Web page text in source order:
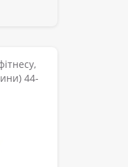
44-